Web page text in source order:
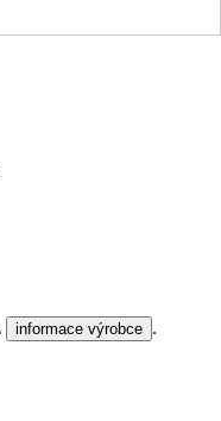
informace výrobce .